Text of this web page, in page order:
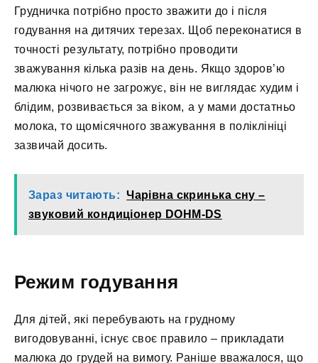
Грудничка потрібно просто зважити до і після
годування на дитячих терезах. Щоб переконатися в
точності результату, потрібно проводити
зважування кілька разів на день. Якщо здоров’ю
малюка нічого не загрожує, він не виглядає худим і
блідим, розвивається за віком, а у мами достатньо
молока, то щомісячного зважування в поліклініці
зазвичай досить.
Зараз читають: Чарівна скринька сну –
звуковий кондиціонер DOHM-DS
Режим годування
Для дітей, які перебувають на грудному
вигодовуванні, існує своє правило – прикладати
малюка до грудей на вимогу. Раніше вважалося, що